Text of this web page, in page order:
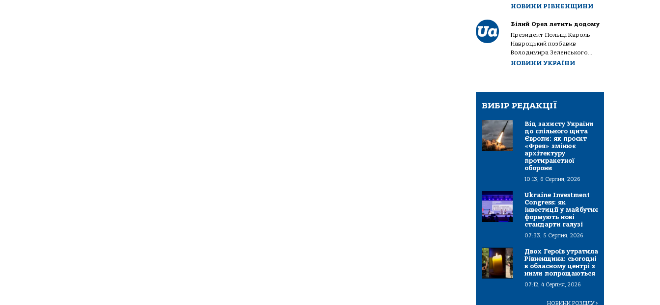
НОВИНИ РІВНЕНЩИНИ
Білий Орел летить додому
Президент Польщі Кароль
Навроцький позбавив
Володимира Зеленського...
НОВИНИ УКРАЇНИ
ВИБІР РЕДАКЦІЇ
Від захисту України
до спільного щита
Європи: як проєкт
«Фрея» змінює
архітектуру
протиракетної
оборони
10:13, 6 Серпня, 2026
Ukraine Investment
Congress: як
інвестиції у майбутнє
формують нові
стандарти галузі
07:33, 5 Серпня, 2026
Двох Героїв утратила
Рівненщина: сьогодні
в обласному центрі з
ними попрощаються
07:12, 4 Серпня, 2026
НОВИНИ РОЗДІЛУ>